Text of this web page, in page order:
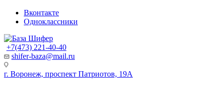
Вконтакте
Одноклассники
+7(473) 221-40-40
shifer-baza@mail.ru
г. Воронеж, проспект Патриотов, 19А